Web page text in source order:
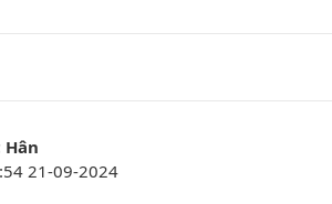
Hân
21-09-2024